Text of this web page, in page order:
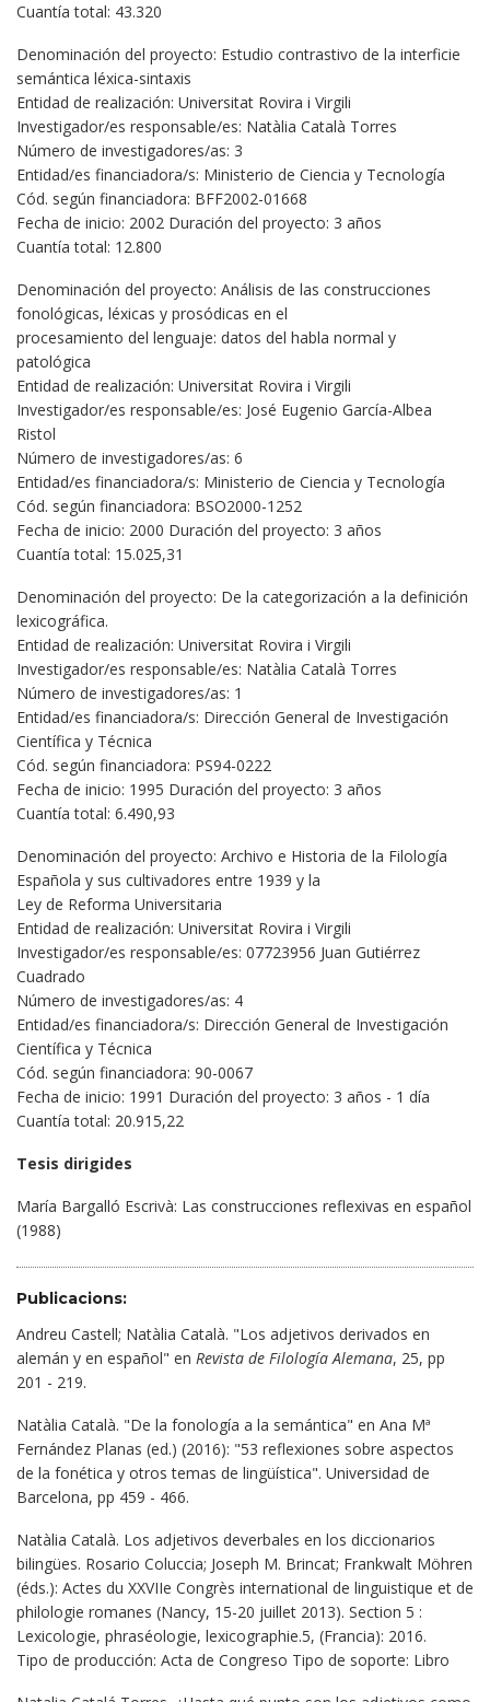
Cuantía total: 43.320
Denominación del proyecto: Estudio contrastivo de la interficie
semántica léxica-sintaxis
Entidad de realización: Universitat Rovira i Virgili
Investigador/es responsable/es: Natàlia Català Torres
Número de investigadores/as: 3
Entidad/es financiadora/s: Ministerio de Ciencia y Tecnología
Cód. según financiadora: BFF2002-01668
Fecha de inicio: 2002 Duración del proyecto: 3 años
Cuantía total: 12.800
Denominación del proyecto: Análisis de las construcciones
fonológicas, léxicas y prosódicas en el
procesamiento del lenguaje: datos del habla normal y
patológica
Entidad de realización: Universitat Rovira i Virgili
Investigador/es responsable/es: José Eugenio García-Albea
Ristol
Número de investigadores/as: 6
Entidad/es financiadora/s: Ministerio de Ciencia y Tecnología
Cód. según financiadora: BSO2000-1252
Fecha de inicio: 2000 Duración del proyecto: 3 años
Cuantía total: 15.025,31
Denominación del proyecto: De la categorización a la definición
lexicográfica.
Entidad de realización: Universitat Rovira i Virgili
Investigador/es responsable/es: Natàlia Català Torres
Número de investigadores/as: 1
Entidad/es financiadora/s: Dirección General de Investigación
Científica y Técnica
Cód. según financiadora: PS94-0222
Fecha de inicio: 1995 Duración del proyecto: 3 años
Cuantía total: 6.490,93
Denominación del proyecto: Archivo e Historia de la Filología
Española y sus cultivadores entre 1939 y la
Ley de Reforma Universitaria
Entidad de realización: Universitat Rovira i Virgili
Investigador/es responsable/es: 07723956 Juan Gutiérrez
Cuadrado
Número de investigadores/as: 4
Entidad/es financiadora/s: Dirección General de Investigación
Científica y Técnica
Cód. según financiadora: 90-0067
Fecha de inicio: 1991 Duración del proyecto: 3 años - 1 día
Cuantía total: 20.915,22
Tesis dirigides
María Bargalló Escrivà: Las construcciones reflexivas en español
(1988)
Publicacions:
Andreu Castell; Natàlia Català. "Los adjetivos derivados en
alemán y en español" en Revista de Filología Alemana, 25, pp
201 - 219.
Natàlia Català. "De la fonología a la semántica" en Ana Mª
Fernández Planas (ed.) (2016): "53 reflexiones sobre aspectos
de la fonética y otros temas de lingüística". Universidad de
Barcelona, pp 459 - 466.
Natàlia Català. Los adjetivos deverbales en los diccionarios
bilingües. Rosario Coluccia; Joseph M. Brincat; Frankwalt Möhren
(éds.): Actes du XXVIIe Congrès international de linguistique et de
philologie romanes (Nancy, 15-20 juillet 2013). Section 5 :
Lexicologie, phraséologie, lexicographie.5, (Francia): 2016.
Tipo de producción: Acta de Congreso Tipo de soporte: Libro